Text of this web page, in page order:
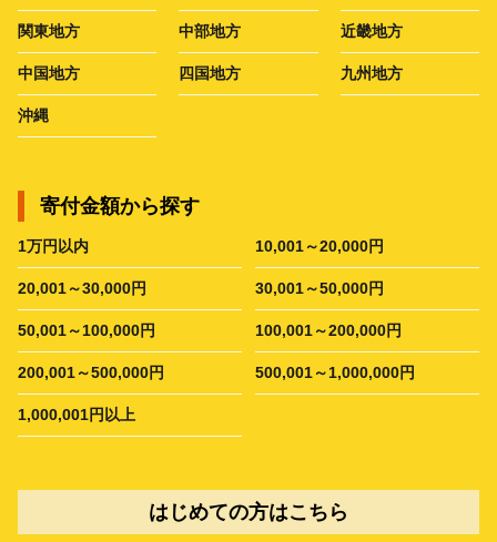
関東地方 中部地方 近畿地方
中国地方 四国地方 九州地方
沖縄
寄付金額から探す
1万円以内 10,001～20,000円
20,001～30,000円 30,001～50,000円
50,001～100,000円 100,001～200,000円
200,001～500,000円 500,001～1,000,000円
1,000,001円以上
はじめての方はこちら